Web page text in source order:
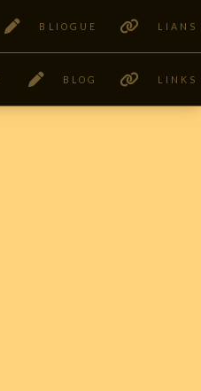
BLIOGUE LIANS
BLOG LINKS